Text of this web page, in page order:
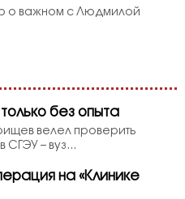
о важном с Людмилой
без опыта
велел проверить
СГЭУ – вуз...
на «Клинике